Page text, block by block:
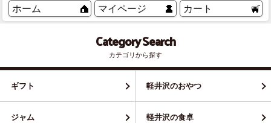
ホーム マイページ カート
Category Search
カテゴリから探す
ギフト 軽井沢のおやつ
ジャム 軽井沢の食卓